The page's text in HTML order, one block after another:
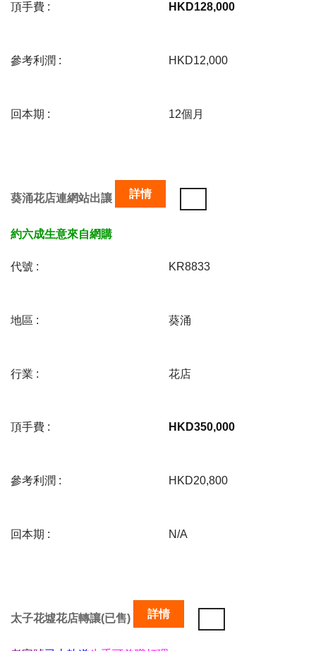
頂手費 : HKD128,000
參考利潤 : HKD12,000
回本期 : 12個月
葵涌花店連網站出讓 詳情
約六成生意來自網購
代號 : KR8833
地區 : 葵涌
行業 : 花店
頂手費 : HKD350,000
參考利潤 : HKD20,800
回本期 : N/A
太子花墟花店轉讓(已售) 詳情